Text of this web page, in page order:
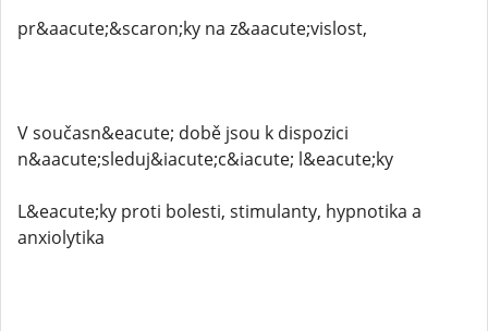
pr&aacute;&scaron;ky na z&aacute;vislost,
V současn&eacute; době jsou k dispozici
n&aacute;sleduj&iacute;c&iacute; l&eacute;ky
L&eacute;ky proti bolesti, stimulanty, hypnotika a
anxiolytika